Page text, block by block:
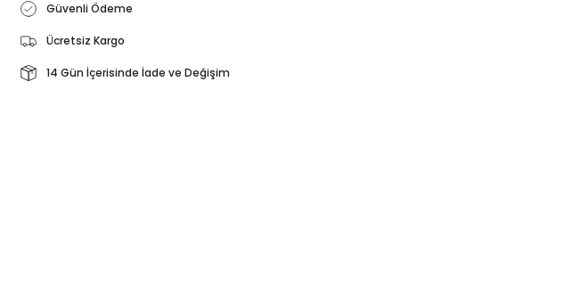
Güvenli Ödeme
Ücretsiz Kargo
14 Gün İçerisinde İade ve Değişim